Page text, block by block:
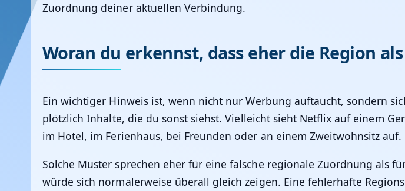
Zuordnung deiner aktuellen Verbindung.
Woran du erkennst, dass eher die Region
Ein wichtiger Hinweis ist, wenn nicht nur Werbung auftaucht, sondern
plötzlich Inhalte, die du sonst siehst. Vielleicht sieht Netflix auf einem
im Hotel, im Ferienhaus, bei Freunden oder an einem Zweitwohnsitz auf.
Solche Muster sprechen eher für eine falsche regionale Zuordnung als
würde sich normalerweise überall gleich zeigen. Eine fehlerhafte